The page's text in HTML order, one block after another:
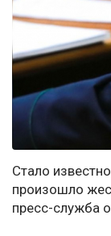
Стало
произошло
пресс-служба